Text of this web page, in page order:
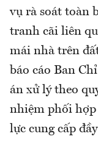
vụ rà soát toàn
tranh cãi liên
mái nhà trên
báo cáo Ban
án xử lý theo
nhiệm phối hợp
lực cung cấp